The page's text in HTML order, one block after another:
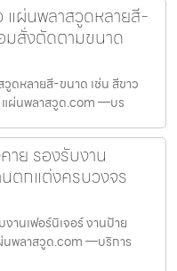
แผ่นพลาสวูดหลายสี-
มสั่งตัดตามขนาด
ดหลายสี-ขนาด เช่น สีขาว
แผ่นพลาสวูด.com —บร
ย รองรับงาน
นตกแต่งครบวงจร
านเฟอร์นิเจอร์ งานป้าย
นพลาสวูด.com —บริการ